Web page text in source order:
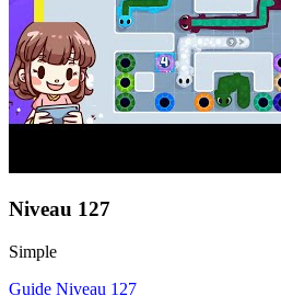
Niveau 127
Simple
Guide Niveau 127